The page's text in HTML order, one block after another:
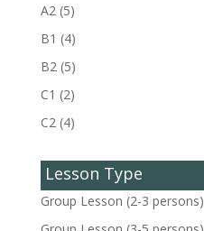
A2 (5)
B1 (4)
B2 (5)
C1 (2)
C2 (4)
Lesson Type
Group Lesson (2-3 persons)